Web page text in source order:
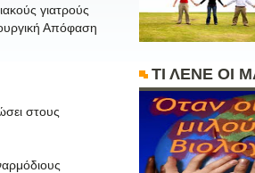
γιατρούς
Απόφαση
στους
ΤΙ ΛΕΝΕ ΟΙ